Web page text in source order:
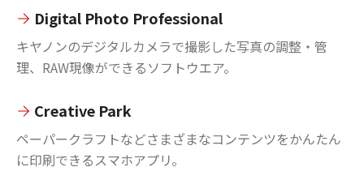
Digital Photo Professional
キヤノンのデジタルカメラで撮影した写真の調整・管
理、RAW現像ができるソフトウエア。
Creative Park
ペーパークラフトなどさまざまなコンテンツをかんたん
に印刷できるスマホアプリ。